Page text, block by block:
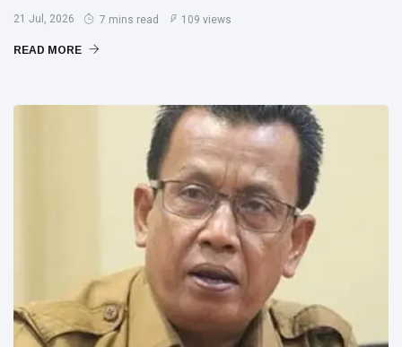
21 Jul, 2026 7 mins read 109 views
READ MORE